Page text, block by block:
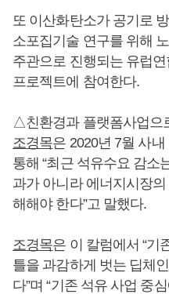
또 이산화탄소가 공기로
소포집기술 연구를 위해
주관으로 진행되는 유럽
프로젝트에 참여한다.
△친환경과 플랫폼사업으
조경목은 2020년 7월 사
통해 “최근 석유수요 감소
과가 아니라 에너지시장
해해야 한다”고 말했다.
조경목은 이 칼럼에서 “기
틀을 과감하게 벗는 딥체
다”며 “기존 석유 사업 중